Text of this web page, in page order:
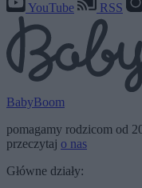
YouTube RSS
BabyBoom
pomagamy rodzicom od
przeczytaj o nas
Główne działy: